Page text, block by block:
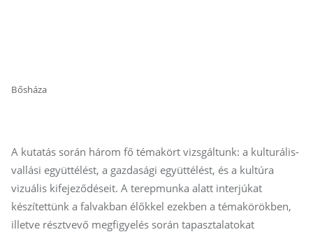
Bősháza
A kutatás során három fő témakört vizsgáltunk: a kulturális-
vallási együttélést, a gazdasági együttélést, és a kultúra
vizuális kifejeződéseit. A terepmunka alatt interjúkat
készítettünk a falvakban élőkkel ezekben a témakörökben,
illetve résztvevő megfigyelés során tapasztalatokat